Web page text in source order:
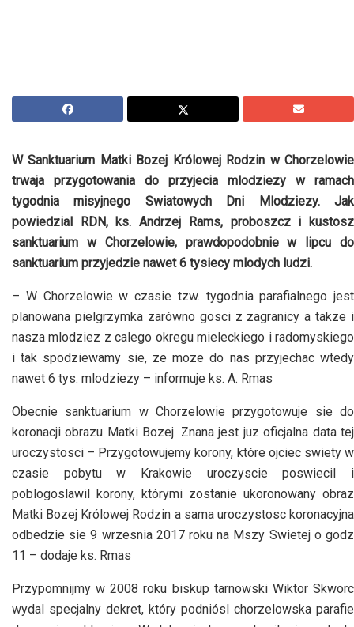
W Sanktuarium Matki Bozej Królowej Rodzin w Chorzelowie
trwaja przygotowania do przyjecia mlodziezy w ramach
tygodnia misyjnego Swiatowych Dni Mlodziezy. Jak
powiedzial RDN, ks. Andrzej Rams, proboszcz i kustosz
sanktuarium w Chorzelowie, prawdopodobnie w lipcu do
sanktuarium przyjedzie nawet 6 tysiecy mlodych ludzi.
– W Chorzelowie w czasie tzw. tygodnia parafialnego jest
planowana pielgrzymka zarówno gosci z zagranicy a takze i
nasza mlodziez z calego okregu mieleckiego i radomyskiego
i tak spodziewamy sie, ze moze do nas przyjechac wtedy
nawet 6 tys. mlodziezy – informuje ks. A. Rmas
Obecnie sanktuarium w Chorzelowie przygotowuje sie do
koronacji obrazu Matki Bozej. Znana jest juz oficjalna data tej
uroczystosci – Przygotowujemy korony, które ojciec swiety w
czasie pobytu w Krakowie uroczyscie poswiecil i
poblogoslawil korony, którymi zostanie ukoronowany obraz
Matki Bozej Królowej Rodzin a sama uroczystosc koronacyjna
odbedzie sie 9 wrzesnia 2017 roku na Mszy Swietej o godz
11 – dodaje ks. Rmas
Przypomnijmy w 2008 roku biskup tarnowski Wiktor Skworc
wydal specjalny dekret, który podniósl chorzelowska parafie